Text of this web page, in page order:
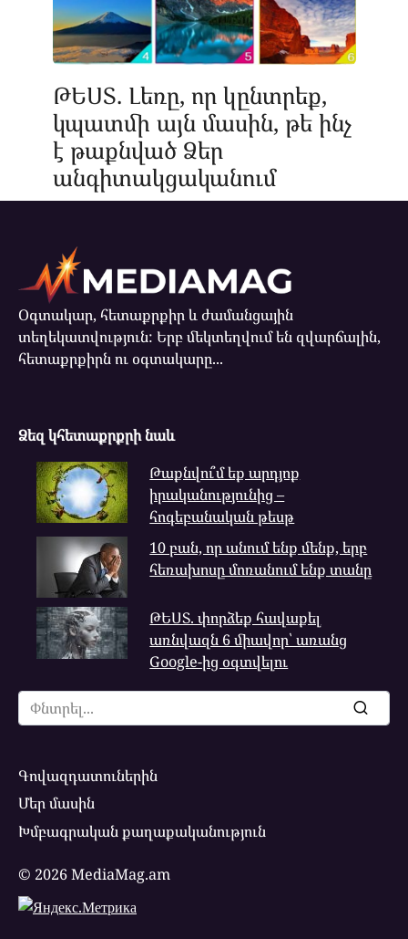
ԹԵՍՏ. Լեռը, որ կընտրեք,
կպատմի այն մասին, թե ինչ
է թաքնված Ձեր
անգիտակցականում
Օգտակար, հետաքրքիր և ժամանցային
տեղեկատվություն: Երբ մեկտեղվում են զվարճալին,
հետաքրքիրն ու օգտակարը...
Ձեզ կհետաքրքրի նաև
Թաքնվու՞մ եք արդյոք
իրականությունից –
հոգեբանական թեսթ
10 բան, որ անում ենք մենք, երբ
հեռախոսը մոռանում ենք տանը
ԹԵՍՏ. փորձեք հավաքել
առնվազն 6 միավոր՝ առանց
Google-ից օգտվելու
Search
for:
Գովազդատուներին
Մեր մասին
Խմբագրական քաղաքականություն
© 2026 MediaMag.am